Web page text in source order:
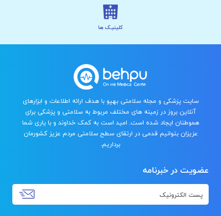
کلینیـک ها
سایت پزشکی و مجله سلامتی بهپو با هدف ارائه اطلاعات و ابزارهای
آنلاین بروز در زمینه های مختلف مربوط به سلامتی و پزشکی برای
هموطنان ایجاد شده است. امید است به کمک خداوند و با یاری شما
عزیزان بتوانیم قدمی در ارتقای سطح سلامتی مردم عزیز کشورمان
برداریم.
عضویت در خبرنامه